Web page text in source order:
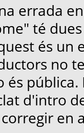
errada
té
és
no
és
d'intro
en